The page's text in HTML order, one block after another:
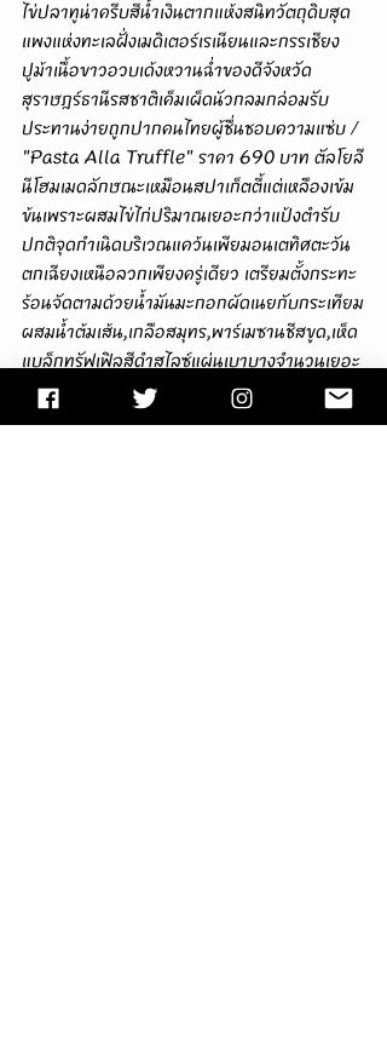
ไข่ปลาทูน่าครีบสีน้ำเงินตากแห้งสนิทวัตถุดิบสุด
แพงแห่งทะเลฝั่งเมดิเตอร์เรเนียนและกรรเชียง
ปูม้าเนื้อขาวอวบเด้งหวานฉ่ำของดีจังหวัด
สุราษฎร์ธานีรสชาติเค็มเผ็ดนัวกลมกล่อมรับ
ประทานง่ายถูกปากคนไทยผู้ชื่นชอบความแซ่บ /
"Pasta Alla Truffle" ราคา 690 บาท ตัลโยลี
นีโฮมเมดลักษณะเหมือนสปาเก็ตตี้แต่เหลืองเข้ม
ข้นเพราะผสมไข่ไก่ปริมาณเยอะกว่าแป้งตำรับ
ปกติจุดกำเนิดบริเวณแคว้นเพียมอนเตทิศตะวัน
ตกเฉียงเหนือลวกเพียงครู่เดียว เตรียมตั้งกระทะ
ร้อนจัดตามด้วยน้ำมันมะกอกผัดเนยกับกระเทียม
ผสมน้ำต้มเส้น,เกลือสมุทร,พาร์เมซานชีสขูด,เห็ด
แบล็กทรัฟเฟิลสีดำสไลซ์แผ่นเบาบางจำนวนเยอะ
เกินคุ้มเทราดซอส Truffle Paste ตกแต่งกลิ่น
หอมละมุนธรรมชาติฟุ้งกระจายแน่นเต็มทุกคำ